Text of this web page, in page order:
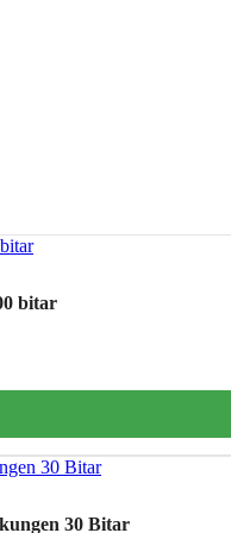
bitar
30 Bitar